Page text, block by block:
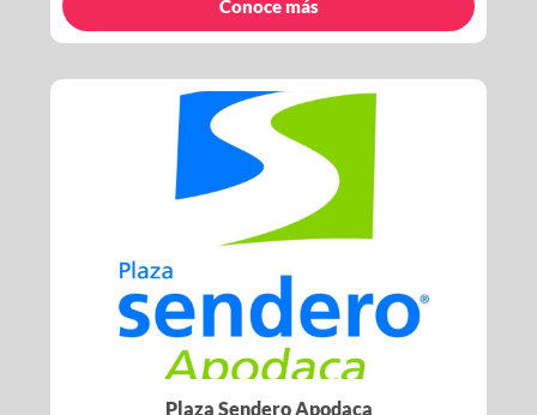
Conoce más
Plaza Sendero Apodaca